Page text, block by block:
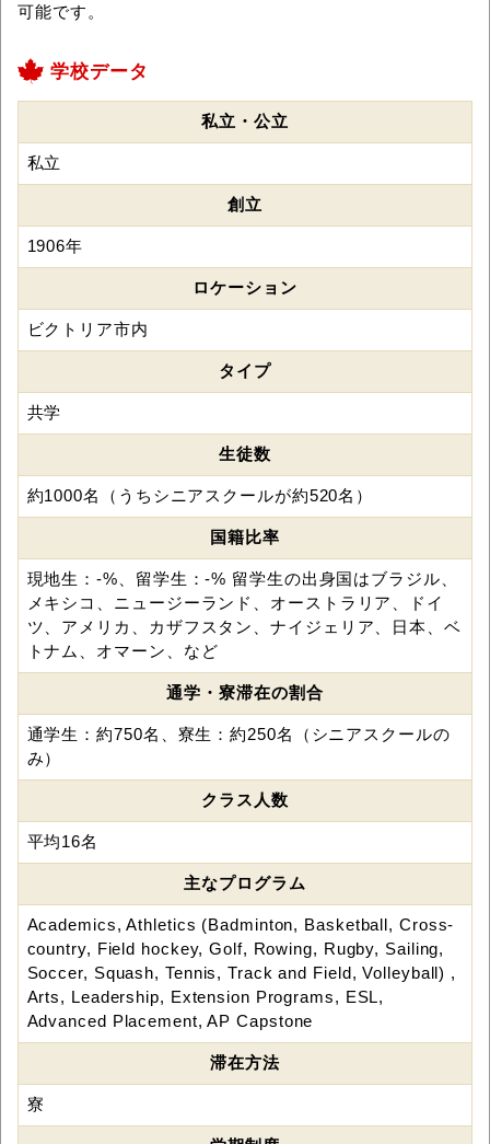
可能です。
学校データ
私立・公立
私立
創立
1906年
ロケーション
ビクトリア市内
タイプ
共学
生徒数
約1000名（うちシニアスクールが約520名）
国籍比率
現地生：-%、留学生：-% 留学生の出身国はブラジル、
メキシコ、ニュージーランド、オーストラリア、ドイ
ツ、アメリカ、カザフスタン、ナイジェリア、日本、ベ
トナム、オマーン、など
通学・寮滞在の割合
通学生：約750名、寮生：約250名（シニアスクールの
み）
クラス人数
平均16名
主なプログラム
Academics, Athletics (Badminton, Basketball, Cross-
country, Field hockey, Golf, Rowing, Rugby, Sailing,
Soccer, Squash, Tennis, Track and Field, Volleyball) ,
Arts, Leadership, Extension Programs, ESL,
Advanced Placement, AP Capstone
滞在方法
寮